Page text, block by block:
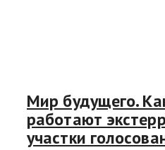
Мир будущего.
работают
участки